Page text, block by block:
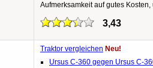
Aufmerksamkeit auf gutes
3,43
Traktor vergleichen Neu!
Ursus C-360 gegen Ursus C-